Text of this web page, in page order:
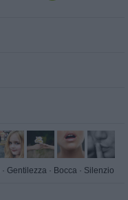
· Gentilezza · Bocca · Silenzio